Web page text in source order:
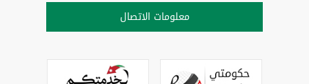
معلومات الاتصال